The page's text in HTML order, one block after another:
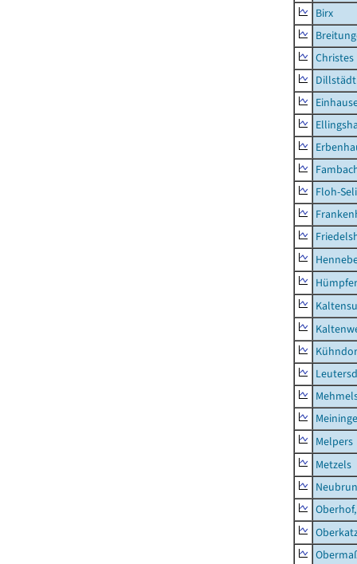
Birx
Christes
Dillstädt
Floh-
Melpers
Metzels